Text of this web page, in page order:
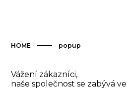
HOME popup
Vážení zákazníci,
naše společnost se zabývá